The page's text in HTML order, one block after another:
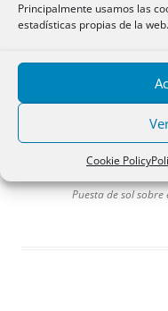
Principalmente usamos las
estadísticas propias de la web.
Cookie Policy
Puesta de sol